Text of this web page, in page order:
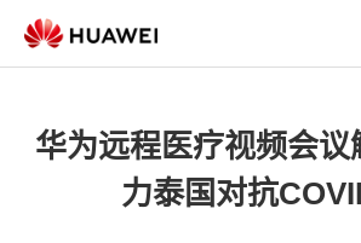
华为远程医疗视频会议
力泰国对抗